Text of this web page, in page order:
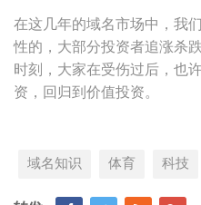
在这几年的域名市场中，我
性的，大部分投资者追涨杀
时刻，大家在受伤过后，也
资，回归到价值投资。
域名知识 体育 科技